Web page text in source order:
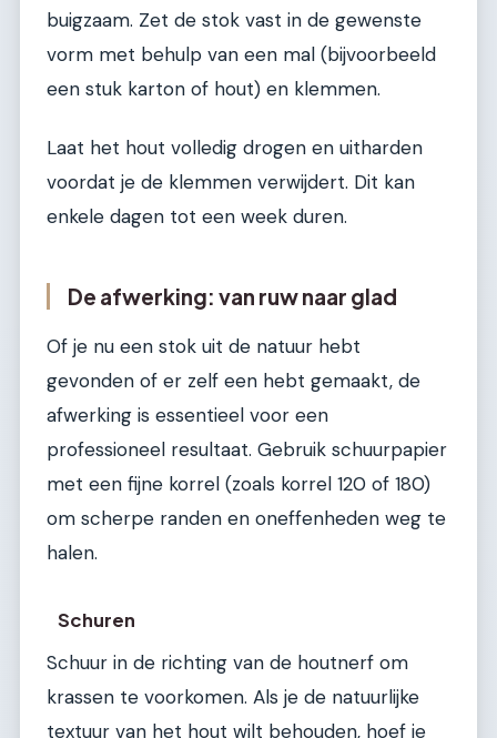
buigzaam. Zet de stok vast in de gewenste
vorm met behulp van een mal (bijvoorbeeld
een stuk karton of hout) en klemmen.
Laat het hout volledig drogen en uitharden
voordat je de klemmen verwijdert. Dit kan
enkele dagen tot een week duren.
De afwerking: van ruw naar glad
Of je nu een stok uit de natuur hebt
gevonden of er zelf een hebt gemaakt, de
afwerking is essentieel voor een
professioneel resultaat. Gebruik schuurpapier
met een fijne korrel (zoals korrel 120 of 180)
om scherpe randen en oneffenheden weg te
halen.
Schuren
Schuur in de richting van de houtnerf om
krassen te voorkomen. Als je de natuurlijke
textuur van het hout wilt behouden, hoef je